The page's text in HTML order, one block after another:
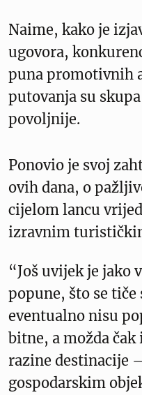
Naime, kako je
ugovora,
puna promotivnih
putovanja su
povoljnije.
Ponovio je svoj
ovih dana, o
cijelom lancu
izravnim
“Još uvijek je jako
popune, što se
eventualno nisu
bitne, a možda
razine destinacije
gospodarskim